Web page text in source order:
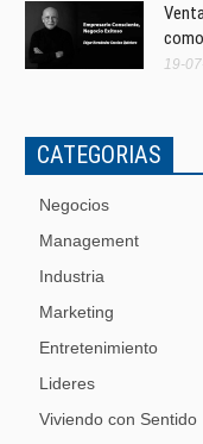
19-
CATEGORIAS
Negocios
Management
Industria
Marketing
Entretenimiento
Lideres
Viviendo con Sentido